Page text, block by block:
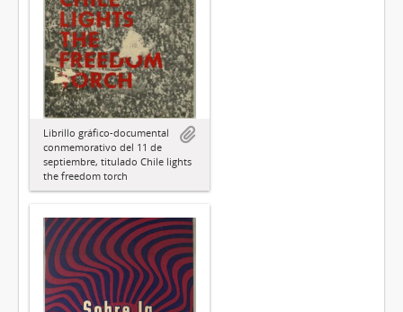
Librillo gráfico-documental
conmemorativo del 11 de
septiembre, titulado Chile lights
the freedom torch